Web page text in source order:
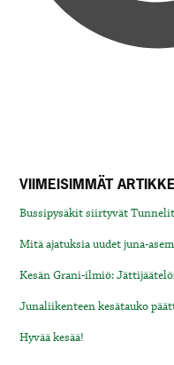
VIIMEISIMMÄT
Bussipysäkit siirtyvät
Mitä ajatuksia uudet juna-
Kesän Grani-ilmiö:
Junaliikenteen kesätauko
Hyvää kesää!